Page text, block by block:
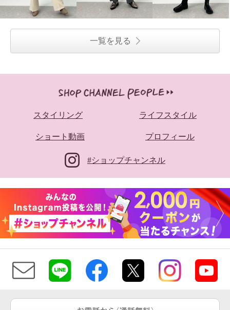
エヌエフ 自社牧場で育った ウー
オートミール Ｍ
エヌエフ 自社牧場で育った ウー
オートミール Ｓ
一覧を見る
スタイリング ライフスタイル
ショート動画 プロフィール
#ショップチャンネル